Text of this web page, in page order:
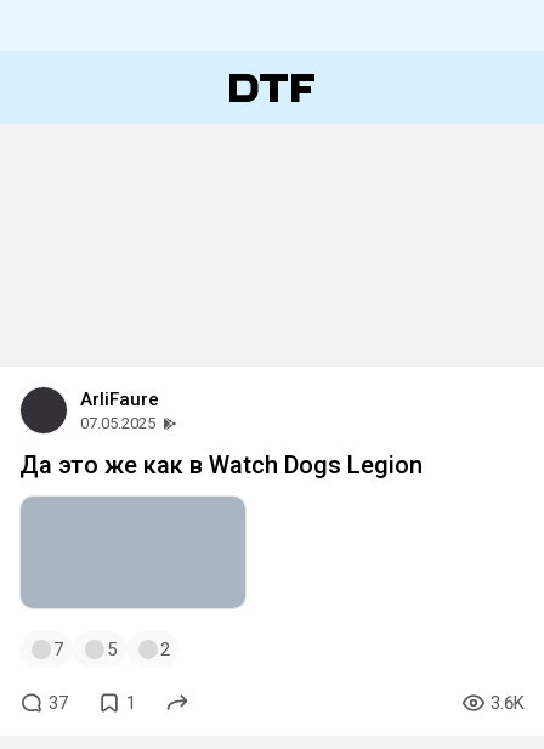
ArliFaure
07.05.2025
Да это же как в Watch Dogs Legion
7 5 2
37 1 3.6K